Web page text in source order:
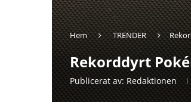
Hem TRENDER
Rekorddyrt
Publicerat av: Redaktionen